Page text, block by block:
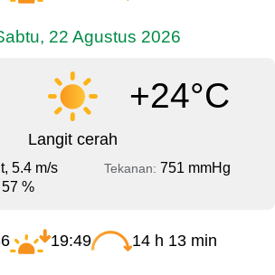
22 Agustus 2026
+24°C
Langit cerah
5.4 m/s Tekanan: 751 mmHg
57 %
19:49 14 h 13 min